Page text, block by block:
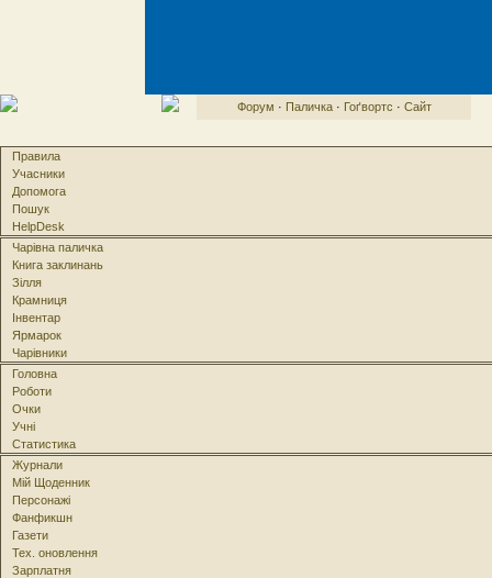
Форум · Паличка· Гоґвортс · Сайт
Правила
Учасники
Допомога
Пошук
HelpDesk
Чарівна паличка
Книга заклинань
Зілля
Крамниця
Інвентар
Ярмарок
Чарівники
Головна
Роботи
Очки
Учні
Статистика
Журнали
Мій Щоденник
Персонажі
Фанфикшн
Газети
Тех. оновлення
Зарплатня